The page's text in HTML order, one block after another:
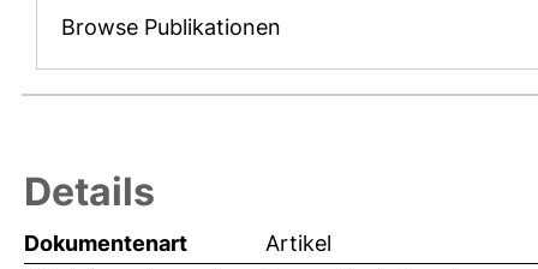
Browse Publikationen
Details
Dokumentenart
Artikel